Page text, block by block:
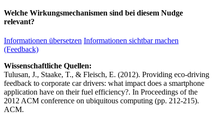
Welche Wirkungsmechanismen sind bei diesem Nudge
relevant?
Informationen übersetzen Informationen sichtbar machen
(Feedback)
Wissenschaftliche Quellen:
Tulusan, J., Staake, T., & Fleisch, E. (2012). Providing eco-driving
feedback to corporate car drivers: what impact does a smartphone
application have on their fuel efficiency?. In Proceedings of the
2012 ACM conference on ubiquitous computing (pp. 212-215).
ACM.